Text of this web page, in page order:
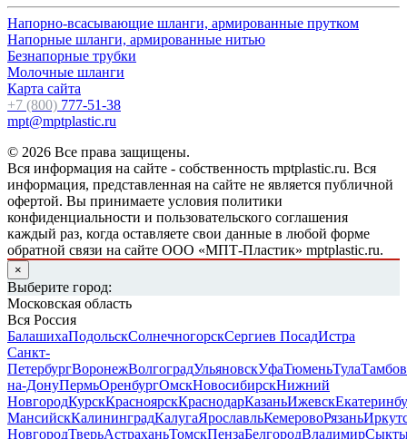
Напорно-всасывающие шланги, армированные прутком
Напорные шланги, армированные нитью
Безнапорные трубки
Молочные шланги
Карта сайта
+7 (800) 777-51-38
mpt@mptplastic.ru
© 2026 Все права защищены.
Вся информация на сайте - собственность mptplastic.ru. Вся
информация, представленная на сайте не является публичной
офертой. Вы принимаете условия политики
конфиденциальности и пользовательского соглашения
каждый раз, когда оставляете свои данные в любой форме
обратной связи на сайте ООО «МПТ-Пластик» mptplastic.ru.
×
Выберите город:
Московская область
Вся Россия
БалашихаПодольскСолнечногорскСергиев ПосадИстра
Санкт-
ПетербургВоронежВолгоградУльяновскУфаТюменьТулаТамбов
на-ДонуПермьОренбургОмскНовосибирскНижний
НовгородКурскКрасноярскКраснодарКазаньИжевск
МансийскКалининградКалугаЯрославльКемеровоРязань
НовгородТверьАстраханьТомскПензаБелгородВладимир